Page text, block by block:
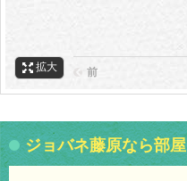
拡大 前
ジョバネ藤原なら部